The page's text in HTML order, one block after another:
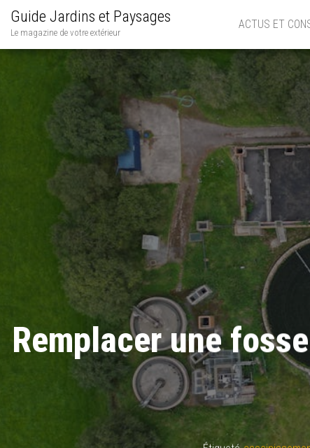
Guide Jardins et Paysages
Le magazine de votre extérieur
ACTUS ET
Remplacer une